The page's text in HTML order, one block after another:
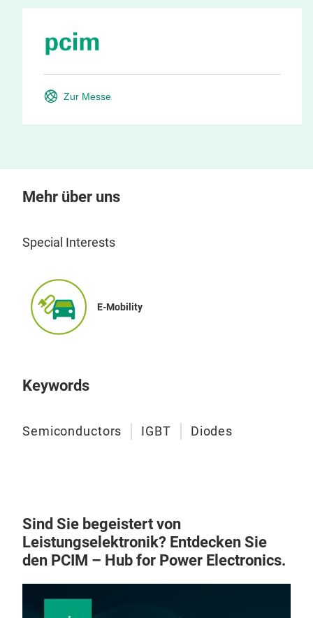
Zur Messe
Mehr über uns
Special Interests
E-Mobility
Keywords
Semiconductors IGBT Diodes
Sind Sie begeistert von
Leistungselektronik? Entdecken Sie
den PCIM – Hub for Power Electronics.